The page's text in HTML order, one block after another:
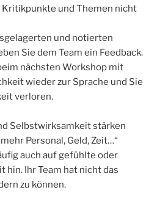
Kritikpunkte und Themen nicht
und notierten
Sie dem Team ein Feedback.
nächsten Workshop mit
wieder zur Sprache und Sie
verloren.
Selbstwirksamkeit stärken
Personal, Geld, Zeit…“
auch auf gefühlte oder
Ihr Team hat nicht das
zu können.